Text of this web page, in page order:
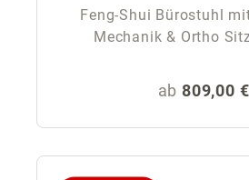
Feng-Shui Bürostuhl
Mechanik & Ortho
Regulärer
ab 809,00 €